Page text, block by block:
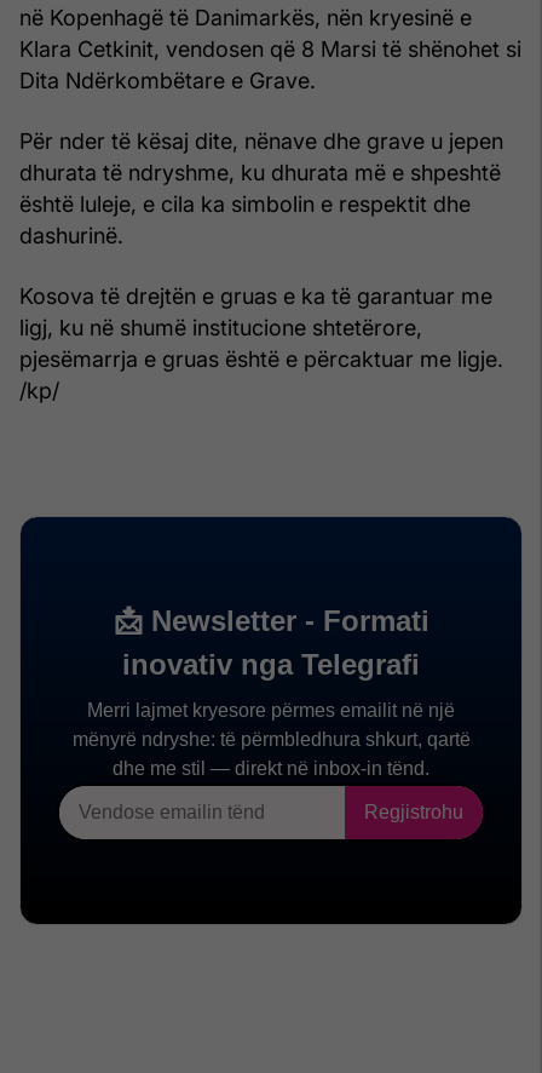
në Kopenhagë të Danimarkës, nën kryesinë e
Klara Cetkinit, vendosen që 8 Marsi të shënohet si
Dita Ndërkombëtare e Grave.
Për nder të kësaj dite, nënave dhe grave u jepen
dhurata të ndryshme, ku dhurata më e shpeshtë
është luleje, e cila ka simbolin e respektit dhe
dashurinë.
Kosova të drejtën e gruas e ka të garantuar me
ligj, ku në shumë institucione shtetërore,
pjesëmarrja e gruas është e përcaktuar me ligje.
/kp/